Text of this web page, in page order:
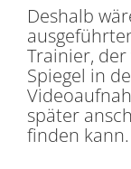
Deshalb
Trainier,
Spiegel in
später
finden kann.